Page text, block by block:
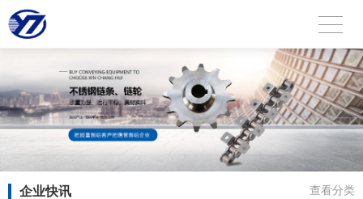
企业快讯 查看分类